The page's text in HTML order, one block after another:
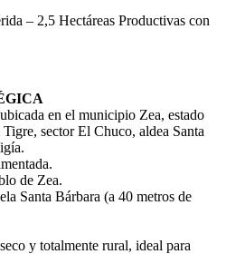
– 2,5 Hectáreas Productivas con
en el municipio Zea, estado
sector El Chuco, aldea Santa
de Zea.
Santa Bárbara (a 40 metros de
y totalmente rural, ideal para